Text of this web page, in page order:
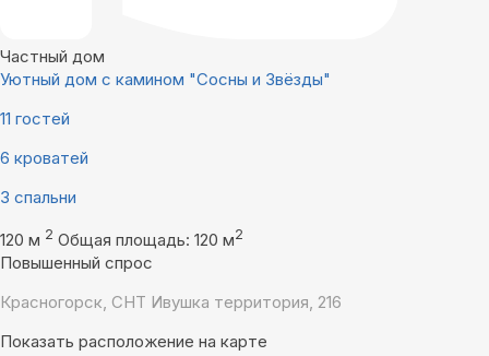
Частный дом
Уютный дом с камином "Сосны и Звёзды"
11 гостей
6 кроватей
3 спальни
120 м 2 Общая площадь: 120 м2
Повышенный спрос
Красногорск, СНТ Ивушка территория, 216
Показать расположение на карте